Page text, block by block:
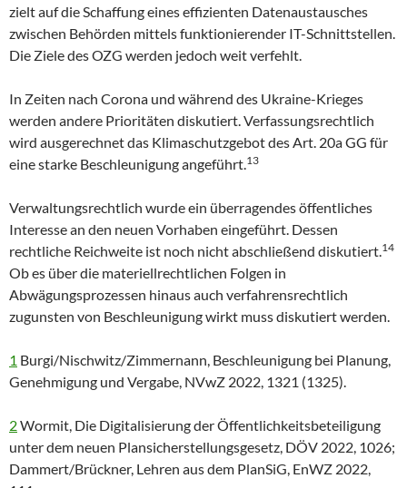
zielt auf die Schaffung eines effizienten Datenaustausches
zwischen Behörden mittels funktionierender IT-Schnittstellen.
Die Ziele des OZG werden jedoch weit verfehlt.
In Zeiten nach Corona und während des Ukraine-Krieges
werden andere Prioritäten diskutiert. Verfassungsrechtlich
wird ausgerechnet das Klimaschutzgebot des Art. 20a GG für
eine starke Beschleunigung angeführt.13
Verwaltungsrechtlich wurde ein überragendes öffentliches
Interesse an den neuen Vorhaben eingeführt. Dessen
rechtliche Reichweite ist noch nicht abschließend diskutiert.14
Ob es über die materiellrechtlichen Folgen in
Abwägungsprozessen hinaus auch verfahrensrechtlich
zugunsten von Beschleunigung wirkt muss diskutiert werden.
1 Burgi/Nischwitz/Zimmernann, Beschleunigung bei Planung,
Genehmigung und Vergabe, NVwZ 2022, 1321 (1325).
2Wormit, Die Digitalisierung der Öffentlichkeitsbeteiligung
unter dem neuen Plansicherstellungsgesetz, DÖV 2022, 1026;
Dammert/Brückner, Lehren aus dem PlanSiG, EnWZ 2022,